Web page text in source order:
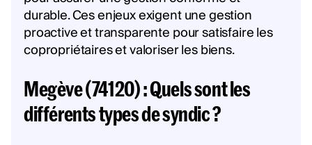
durable. Ces enjeux exigent une gestion
proactive et transparente pour satisfaire les
copropriétaires et valoriser les biens.
Megève (74120) : Quels sont les
différents types de syndic ?